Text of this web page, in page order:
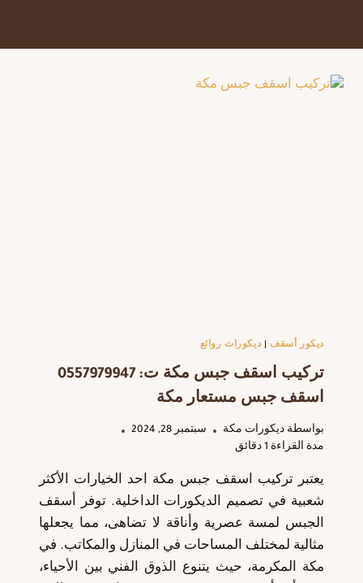
ديكور أسقف| ديكورات روائع
تركيب اسقف جبس مكة ت: 0557979947
اسقف جبس مستعار مكة
بواسطة ديكورات مكة
سبتمبر 28, 2024
مدة القراءة
دقائق
يعتبر تركيب اسقف جبس مكة احد الخيارات الأكثر
شعبية في تصميم الديكورات الداخلية. توفر أسقف
الجبس لمسة عصرية وأناقة لا تضاهى، مما يجعلها
مثالية لمختلف المساحات في المنازل والمكاتب. في
مكة المكرمة، حيث يتنوع الذوق الفني بين الأحياء،